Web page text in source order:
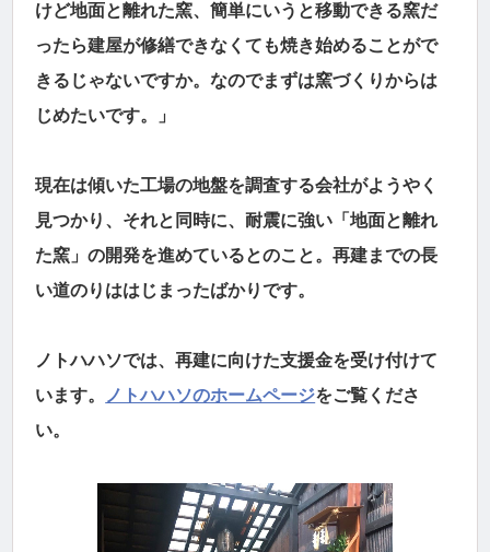
けど地面と離れた窯、簡単にいうと移動できる窯だ
ったら建屋が修繕できなくても焼き始めることがで
きるじゃないですか。なのでまずは窯づくりからは
じめたいです。」
現在は傾いた工場の地盤を調査する会社がようやく
見つかり、それと同時に、耐震に強い「地面と離れ
た窯」の開発を進めているとのこと。再建までの長
い道のりははじまったばかりです。
ノトハハソでは、再建に向けた支援金を受け付けて
います。
ノトハハソのホームページをご覧くださ
い。